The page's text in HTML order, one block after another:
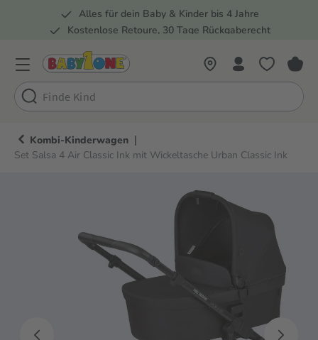
Zur Hauptnavigation springen
Alles für dein Baby & Kinder bis 4 Jahre
Kostenlose Retoure, 30 Tage Rückgaberecht
Kombi-Kinderwagen |
Set Salsa 4 Air Classic Ink mit Wickeltasche Urban Classic Ink